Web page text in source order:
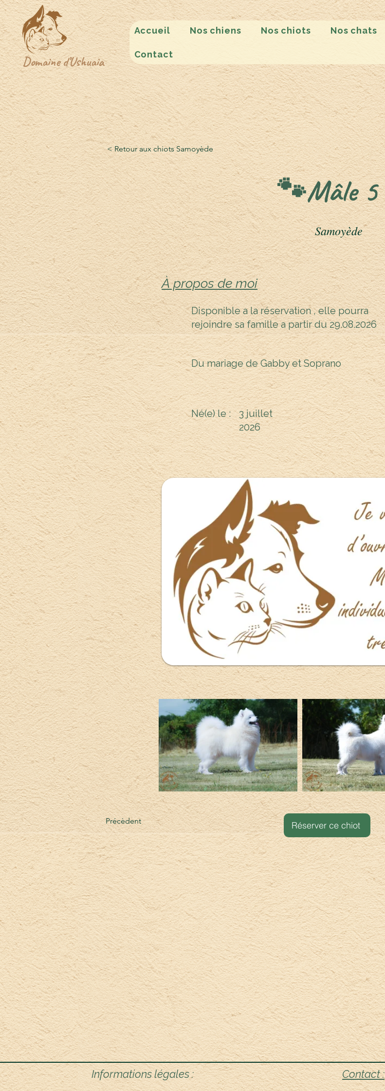
Domaine d’Ushuaia
Accueil Nos chiens Nos chiots Nos chats
Contact
< Retour aux chiots Samoyède
🐾Mâle 5
Samoyède
À propos de moi
Disponible a la réservation , elle pourra
rejoindre sa famille a partir du 29.08.2026
Du mariage de Gabby et Soprano
Né(e) le :
3 juillet
2026
Précèdent Réserver ce chiot
Informations légales : Contact :